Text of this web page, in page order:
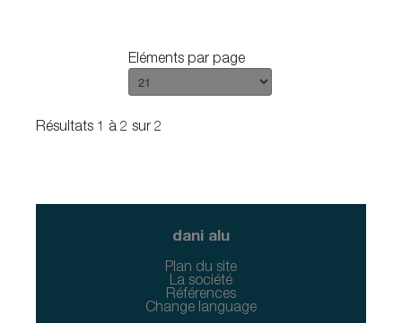
Eléments par page
Résultats 1 à 2 sur 2
dani alu
Plan du site
La société
Références
Change language